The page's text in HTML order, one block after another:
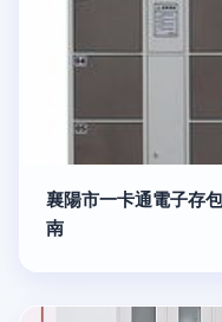
襄陽市一卡通電子存
南